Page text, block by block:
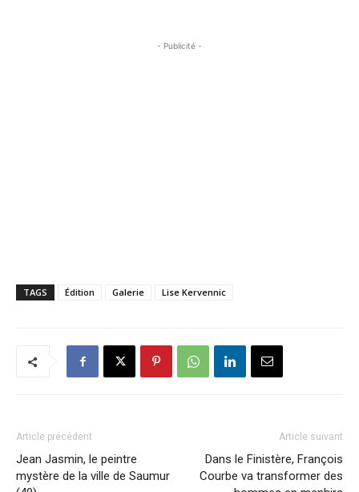
- Publicité -
TAGS Édition Galerie Lise Kervennic
Article précédent
Jean Jasmin, le peintre
mystère de la ville de Saumur
Article suivant
Dans le Finistère, François
Courbe va transformer des